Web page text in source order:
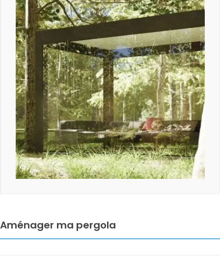
Aménager ma pergola